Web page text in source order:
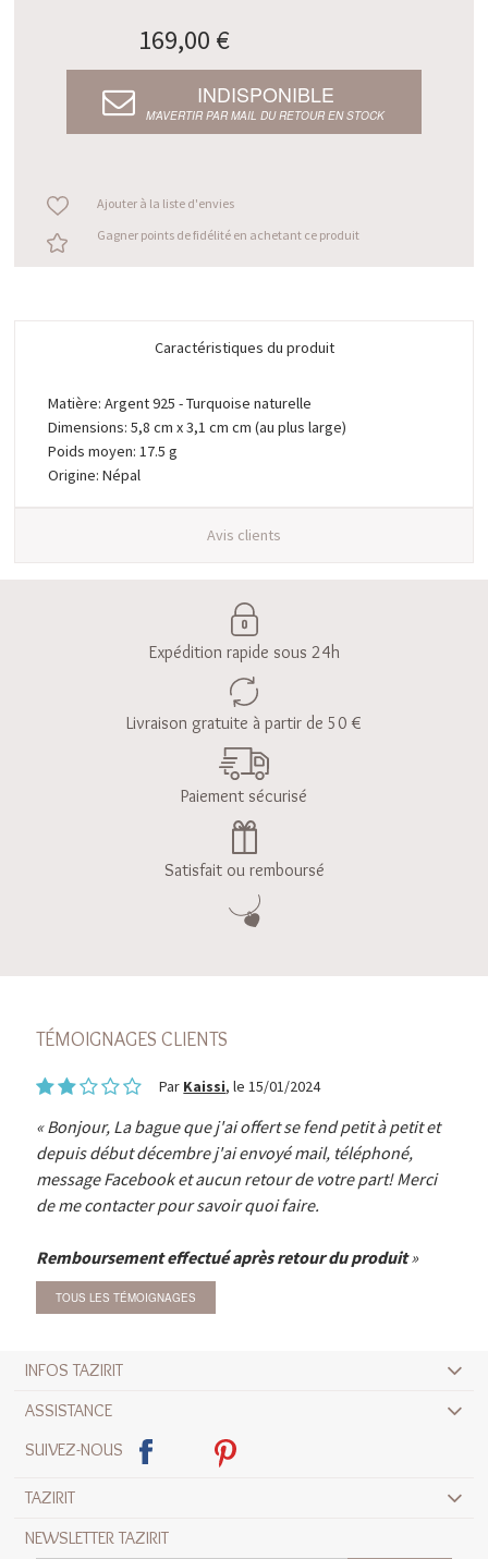
169,00 €
INDISPONIBLE
M’AVERTIR PAR MAIL DU RETOUR EN STOCK
Ajouter à la liste d'envies
Gagner points de fidélité en achetant ce produit
Caractéristiques du produit
Matière: Argent 925 - Turquoise naturelle
Dimensions: 5,8 cm x 3,1 cm cm (au plus large)
Poids moyen: 17.5 g
Origine: Népal
Avis clients
Expédition rapide sous 24h
Livraison gratuite à partir de 50 €
Paiement sécurisé
Satisfait ou remboursé
TÉMOIGNAGES CLIENTS
Par Kaissi, le 15/01/2024
Bonjour, La bague que j'ai offert se fend petit à petit et
depuis début décembre j'ai envoyé mail, téléphoné,
message Facebook et aucun retour de votre part! Merci
de me contacter pour savoir quoi faire.
Remboursement effectué après retour du produit
TOUS LES TÉMOIGNAGES
INFOS TAZIRIT
ASSISTANCE
SUIVEZ-NOUS
TAZIRIT
NEWSLETTER TAZIRIT